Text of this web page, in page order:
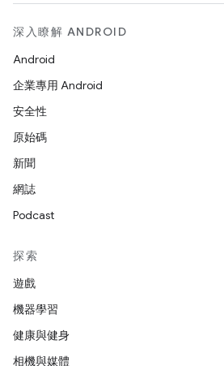
深入瞭解 ANDROID
Android
企業專用 Android
安全性
原始碼
新聞
網誌
Podcast
探索
遊戲
機器學習
健康與健身
相機與媒體